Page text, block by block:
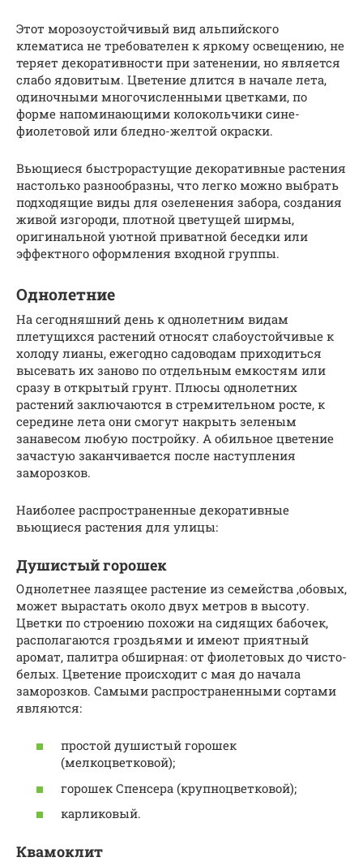
Этот морозоустойчивый вид альпийского
клематиса не требователен к яркому освещению, не
теряет декоративности при затенении, но является
слабо ядовитым. Цветение длится в начале лета,
одиночными многочисленными цветками, по
форме напоминающими колокольчики сине-
фиолетовой или бледно-желтой окраски.
Вьющиеся быстрорастущие декоративные растения
настолько разнообразны, что легко можно выбрать
подходящие виды для озеленения забора, создания
живой изгороди, плотной цветущей ширмы,
оригинальной уютной приватной беседки или
эффектного оформления входной группы.
Однолетние
На сегодняшний день к однолетним видам
плетущихся растений относят слабоустойчивые к
холоду лианы, ежегодно садоводам приходиться
высевать их заново по отдельным емкостям или
сразу в открытый грунт. Плюсы однолетних
растений заключаются в стремительном росте, к
середине лета они смогут накрыть зеленым
занавесом любую постройку. А обильное цветение
зачастую заканчивается после наступления
заморозков.
Наиболее распространенные декоративные
вьющиеся растения для улицы:
Душистый горошек
Однолетнее лазящее растение из семейства ,обовых,
может вырастать около двух метров в высоту.
Цветки по строению похожи на сидящих бабочек,
располагаются гроздьями и имеют приятный
аромат, палитра обширная: от фиолетовых до чисто-
белых. Цветение происходит с мая до начала
заморозков. Самыми распространенными сортами
являются:
простой душистый горошек
(мелкоцветковой);
горошек Спенсера (крупноцветковой);
карликовый.
Квамоклит